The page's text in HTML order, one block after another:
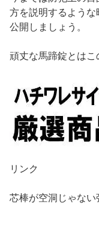
方を説明するよう
公開しましょう。
頑丈な馬蹄錠とはこ
リンク
芯棒が空洞じゃない